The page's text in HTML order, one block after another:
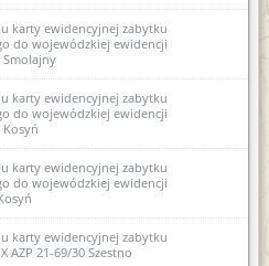
karty ewidencyjnej zabytku
do wojewódzkiej ewidencji
Smolajny
karty ewidencyjnej zabytku
do wojewódzkiej ewidencji
Kosyń
karty ewidencyjnej zabytku
do wojewódzkiej ewidencji
karty ewidencyjnej zabytku
AZP 21-69/30 Szestno